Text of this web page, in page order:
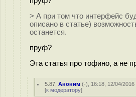
> А при том что интерфейс
описано в статье)
останется.
пруф?
Эта статья про тофино, а не
5.87 ,Аноним (-), 16:18, 12/04/2016
[к модератору]